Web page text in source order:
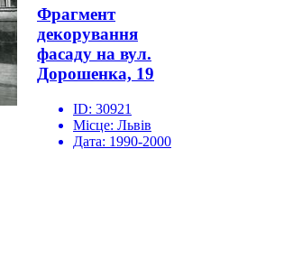
Фрагмент
декорування
фасаду на вул.
Дорошенка, 19
ID: 30921
Місце: Львів
Дата: 1990-2000